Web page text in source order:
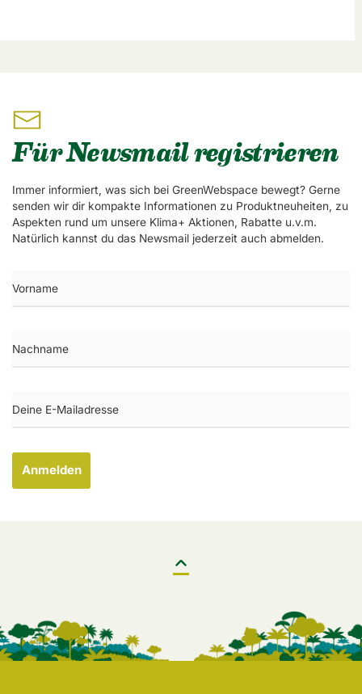
Für Newsmail registrieren
Immer informiert, was sich bei GreenWebspace bewegt? Gerne
senden wir dir kompakte Informationen zu Produktneuheiten, zu
Aspekten rund um unsere Klima+ Aktionen, Rabatte u.v.m.
Natürlich kannst du das Newsmail jederzeit auch abmelden.
Anmelden